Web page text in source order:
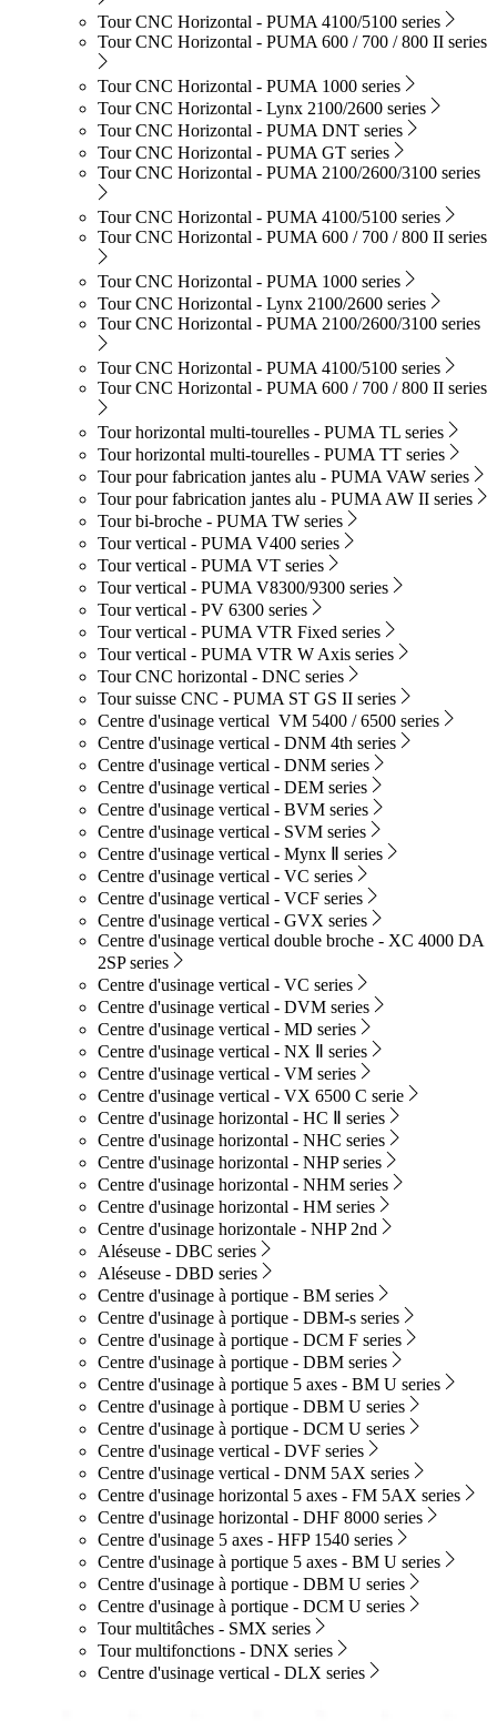
Tour CNC Horizontal - PUMA 4100/5100 series
Tour CNC Horizontal - PUMA 600 / 700 / 800 II series
Tour CNC Horizontal - PUMA 1000 series
Tour CNC Horizontal - Lynx 2100/2600 series
Tour CNC Horizontal - PUMA DNT series
Tour CNC Horizontal - PUMA GT series
Tour CNC Horizontal - PUMA 2100/2600/3100 series
Tour CNC Horizontal - PUMA 4100/5100 series
Tour CNC Horizontal - PUMA 600 / 700 / 800 II series
Tour CNC Horizontal - PUMA 1000 series
Tour CNC Horizontal - Lynx 2100/2600 series
Tour CNC Horizontal - PUMA 2100/2600/3100 series
Tour CNC Horizontal - PUMA 4100/5100 series
Tour CNC Horizontal - PUMA 600 / 700 / 800 II series
Tour horizontal multi-tourelles - PUMA TL series
Tour horizontal multi-tourelles - PUMA TT series
Tour pour fabrication jantes alu - PUMA VAW series
Tour pour fabrication jantes alu - PUMA AW II series
Tour bi-broche - PUMA TW series
Tour vertical - PUMA V400 series
Tour vertical - PUMA VT series
Tour vertical - PUMA V8300/9300 series
Tour vertical - PV 6300 series
Tour vertical - PUMA VTR Fixed series
Tour vertical - PUMA VTR W Axis series
Tour CNC horizontal - DNC series
Tour suisse CNC - PUMA ST GS II series
Centre d'usinage vertical VM 5400 / 6500 series
Centre d'usinage vertical - DNM 4th series
Centre d'usinage vertical - DNM series
Centre d'usinage vertical - DEM series
Centre d'usinage vertical - BVM series
Centre d'usinage vertical - SVM series
Centre d'usinage vertical - Mynx Ⅱ series
Centre d'usinage vertical - VC series
Centre d'usinage vertical - VCF series
Centre d'usinage vertical - GVX series
Centre d'usinage vertical double broche - XC 4000 DA
2SP series
Centre d'usinage vertical - VC series
Centre d'usinage vertical - DVM series
Centre d'usinage vertical - MD series
Centre d'usinage vertical - NX Ⅱ series
Centre d'usinage vertical - VM series
Centre d'usinage vertical - VX 6500 C serie
Centre d'usinage horizontal - HC Ⅱ series
Centre d'usinage horizontal - NHC series
Centre d'usinage horizontal - NHP series
Centre d'usinage horizontal - NHM series
Centre d'usinage horizontal - HM series
Centre d'usinage horizontale - NHP 2nd
Aléseuse - DBC series
Aléseuse - DBD series
Centre d'usinage à portique - BM series
Centre d'usinage à portique - DBM-s series
Centre d'usinage à portique - DCM F series
Centre d'usinage à portique - DBM series
Centre d'usinage à portique 5 axes - BM U series
Centre d'usinage à portique - DBM U series
Centre d'usinage à portique - DCM U series
Centre d'usinage vertical - DVF series
Centre d'usinage vertical - DNM 5AX series
Centre d'usinage horizontal 5 axes - FM 5AX series
Centre d'usinage horizontal - DHF 8000 series
Centre d'usinage 5 axes - HFP 1540 series
Centre d'usinage à portique 5 axes - BM U series
Centre d'usinage à portique - DBM U series
Centre d'usinage à portique - DCM U series
Tour multitâches - SMX series
Tour multifonctions - DNX series
Centre d'usinage vertical - DLX series